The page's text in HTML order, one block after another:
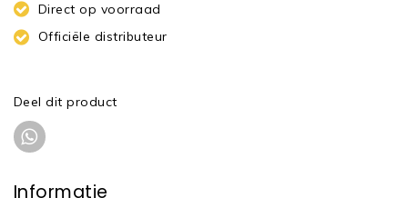
Direct op voorraad
Officiële distributeur
Deel dit product
Informatie